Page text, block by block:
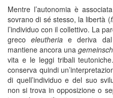
Mentre l’autonomia è
sovrano di sé stesso, la libertà (
l’individuo con il collettivo. La
grecoeleutheria e deriva
mantiene ancora una
vita e le leggi tribali
conserva quindi
di quell’individuo e del suo
non si trova in opposizione o